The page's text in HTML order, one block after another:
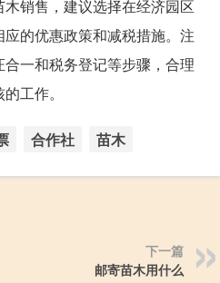
销售，建议选择在经济园区
的优惠政策和减税措施。注
一和税务登记等步骤，合理
工作。
合作社 苗木
下一篇
邮寄苗木用什么